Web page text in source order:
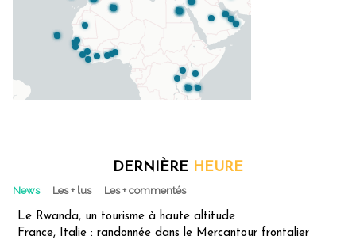
DERNIÈRE HEURE
News Les + lus Les + commentés
Le Rwanda, un tourisme à haute altitude
France, Italie : randonnée dans le Mercantour frontalier